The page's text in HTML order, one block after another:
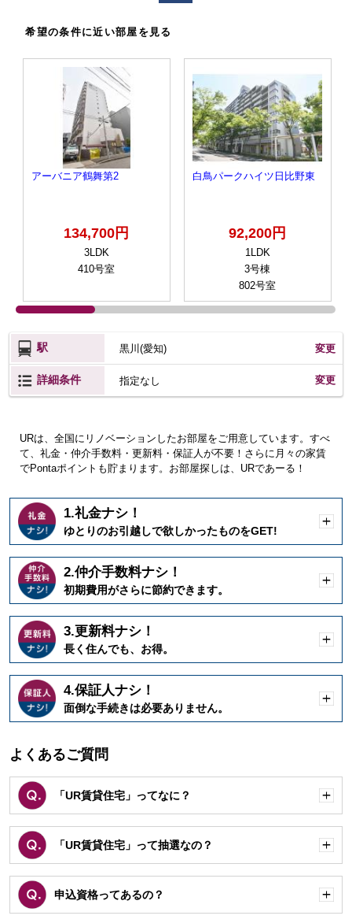
希望の条件に近い部屋を見る
アーバニア鶴舞第2
134,700円
3LDK
410号室
白鳥パークハイツ日比野東
92,200円
1LDK
3号棟
802号室
駅 黒川(愛知) 変更
詳細条件 指定なし 変更
URは、全国にリノベーションしたお部屋をご用意しています。すべ
て、礼金・仲介手数料・更新料・保証人が不要！さらに月々の家賃
でPontaポイントも貯まります。お部屋探しは、URであーる！
1.礼金ナシ！
ゆとりのお引越しで欲しかったものをGET!
く
2.仲介手数料ナシ！
初期費用がさらに節約できます。
く
3.更新料ナシ！
長く住んでも、お得。
く
4.保証人ナシ！
面倒な手続きは必要ありません。
く
よくあるご質問
「UR賃貸住宅」ってなに？
く
「UR賃貸住宅」って抽選なの？
く
申込資格ってあるの？
く